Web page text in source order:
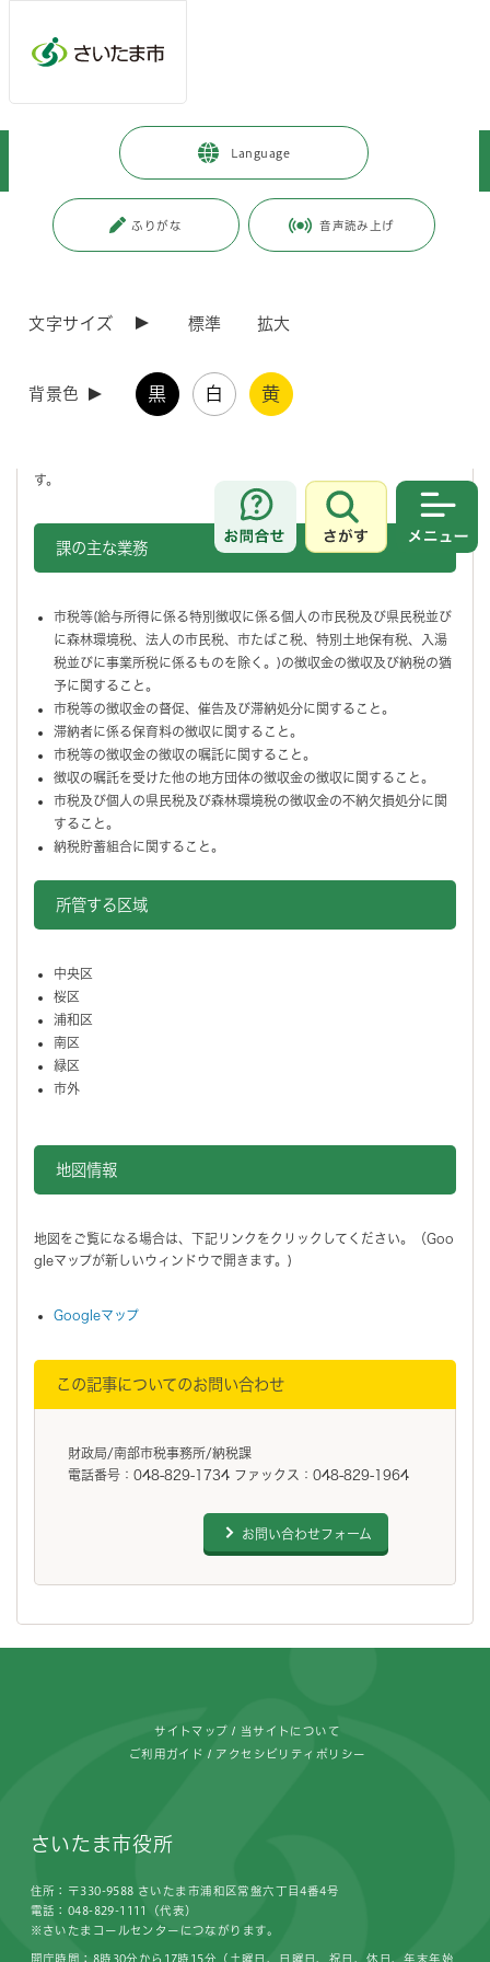
Language
ふりがな 音声読み上げ
文字サイズ 標準 拡大
背景色 黒 白 黄
お問合せ
さがす
市政情報 市の組織・各課の紹介 財政局
>
更新日付：2026年3月11日 / ページ番号：C068743
住所 〒330－0061 さいたま市浦和区常盤六丁目4番21号 ときわ会館
電話 048-829-1734（特別滞納整理係） 048-829-1732（納税第1
係） 048-829-1733（納税第2係） 048-829-1735（納税整理係）
ファックス番号 048-829-1964
す。
課の主な業務
市税等(給与所得に係る特別徴収に係る個人の市民税及び県民税並び
に森林環境税、法人の市民税、市たばこ税、特別土地保有税、入湯
税並びに事業所税に係るものを除く。)の徴収金の徴収及び納税の猶
予に関すること。
市税等の徴収金の督促、催告及び滞納処分に関すること。
滞納者に係る保育料の徴収に関すること。
市税等の徴収金の徴収の嘱託に関すること。
徴収の嘱託を受けた他の地方団体の徴収金の徴収に関すること。
市税及び個人の県民税及び森林環境税の徴収金の不納欠損処分に関
すること。
納税貯蓄組合に関すること。
所管する区域
中央区
桜区
浦和区
南区
緑区
市外
地図情報
地図をご覧になる場合は、下記リンクをクリックしてください。（Goo
gleマップが新しいウィンドウで開きます。)
Googleマップ
この記事についてのお問い合わせ
財政局/南部市税事務所/納税課
電話番号：048-829-1734 ファックス：048-829-1964
お問い合わせフォーム
サイトマップ 当サイトについて
ご利用ガイド アクセシビリティポリシー
さいたま市役所
住所：〒330-9588 さいたま市浦和区常盤六丁目4番4号
電話：048-829-1111（代表）
※さいたまコールセンターにつながります。
開庁時間：8時30分から17時15分（土曜日、日曜日、祝日、休日、年末年始